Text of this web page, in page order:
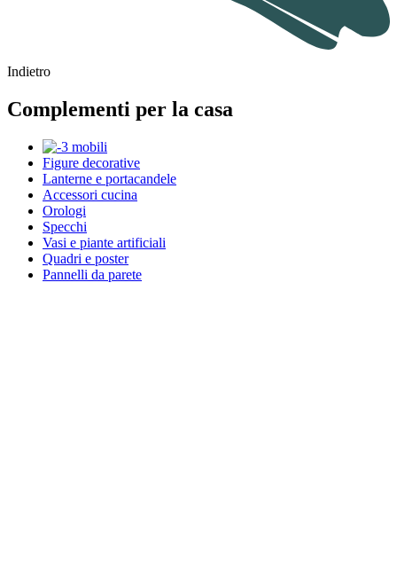
Indietro
Complementi per la casa
Figure decorative
Lanterne e portacandele
Accessori cucina
Orologi
Specchi
Vasi e piante artificiali
Quadri e poster
Pannelli da parete